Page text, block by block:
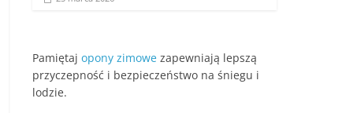
Pamiętaj opony zimowe zapewniają lepszą
przyczepność i bezpieczeństwo na śniegu i
lodzie.